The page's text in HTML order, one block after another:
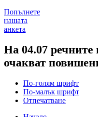
Попълнете
нашата
анкета
На 04.07 речните
очакват
По-голям шрифт
По-малък шрифт
Отпечатване